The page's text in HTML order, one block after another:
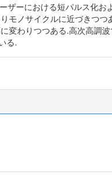
ザーにおける短パルス化お
モノサイクルに近づきつつ
変わりつつある.高次高調
る.